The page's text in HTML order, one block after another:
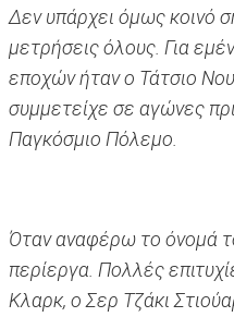
Δεν υπάρχει όμως κοινό
μετρήσεις όλους. Για
εποχών ήταν ο Τάτσιο
συμμετείχε σε αγώνες
Παγκόσμιο Πόλεμο.
Όταν αναφέρω το όνομά
περίεργα. Πολλές
Κλαρκ, ο Σερ Τζάκι